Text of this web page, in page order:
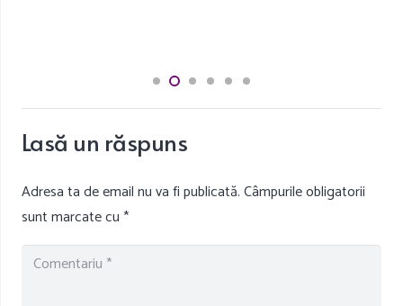
Lasă un răspuns
Adresa ta de email nu va fi publicată.Câmpurile obligatorii
sunt marcate cu *